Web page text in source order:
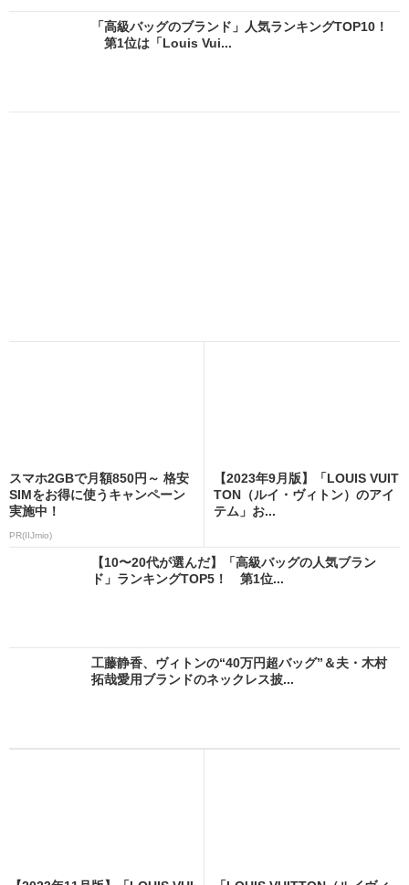
「高級バッグのブランド」人気ランキングTOP10！
第1位は「Louis Vui...
スマホ2GBで月額850円～ 格安
SIMをお得に使うキャンペーン
実施中！
PR(IIJmio)
【2023年9月版】「LOUIS VUIT
TON（ルイ・ヴィトン）のアイ
テム」お...
【10〜20代が選んだ】「高級バッグの人気ブラン
ド」ランキングTOP5！ 第1位...
工藤静香、ヴィトンの“40万円超バッグ”＆夫・木村
拓哉愛用ブランドのネックレス披...